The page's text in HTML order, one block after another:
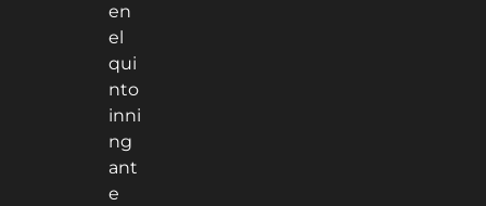
en
el
qui
nto
inni
ng
ant
e